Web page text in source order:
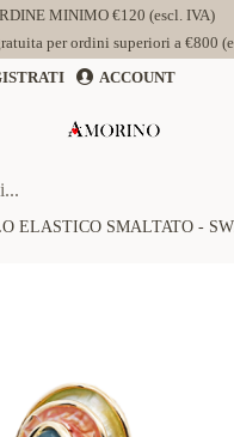
MINIMO €120 (escl. IVA)
per ordini superiori a €800
ACCOUNT
ELASTICO SMALTATO -